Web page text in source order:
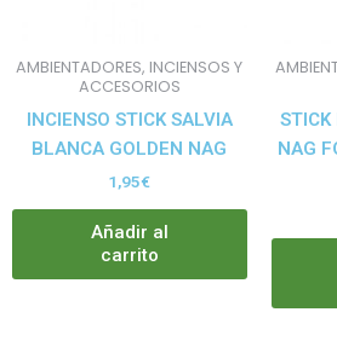
AMBIENTADORES, INCIENSOS Y
ACCESORIOS
INCIENSO STICK SALVIA
BLANCA GOLDEN NAG
1,95€
Añadir al
carrito
STICK
NAG